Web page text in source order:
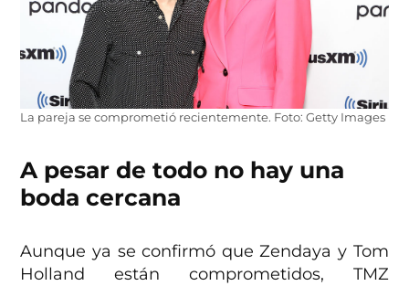
La pareja se comprometió recientemente. Foto: Getty Images
A pesar de todo no hay una
boda cercana
Aunque ya se confirmó que Zendaya y Tom
Holland están comprometidos, TMZ